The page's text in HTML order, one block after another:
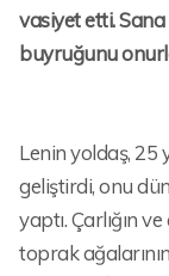
vasiyet etti.
buyruğunu
Lenin yoldaş, 25
geliştirdi, onu
yaptı. Çarlığın
toprak